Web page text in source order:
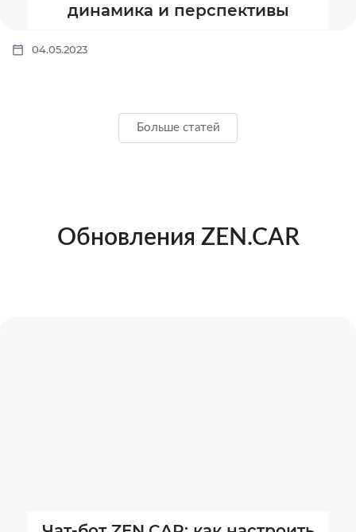
динамика и перспективы
04.05.2023
Больше статей
Обновления ZEN.CAR